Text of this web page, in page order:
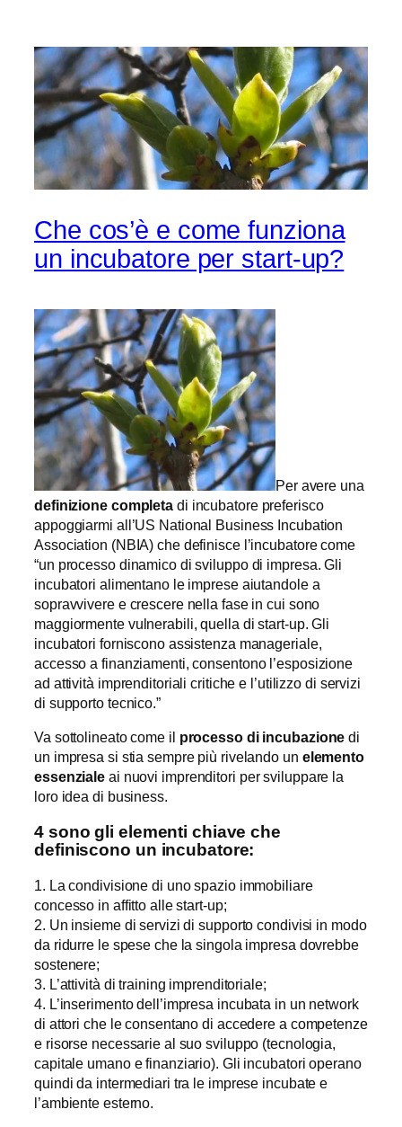
Che cos’è e come funziona
un incubatore per start-up?
Per avere una
definizione completa di incubatore preferisco
appoggiarmi all’US National Business Incubation
Association (NBIA) che definisce l’incubatore come
“un processo dinamico di sviluppo di impresa. Gli
incubatori alimentano le imprese aiutandole a
sopravvivere e crescere nella fase in cui sono
maggiormente vulnerabili, quella di start-up. Gli
incubatori forniscono assistenza manageriale,
accesso a finanziamenti, consentono l’esposizione
ad attività imprenditoriali critiche e l’utilizzo di servizi
di supporto tecnico.”
Va sottolineato come il processo di incubazione di
un impresa si stia sempre più rivelando un elemento
essenziale ai nuovi imprenditori per sviluppare la
loro idea di business.
4 sono gli elementi chiave che
definiscono un incubatore:
1. La condivisione di uno spazio immobiliare
concesso in affitto alle start-up;
2. Un insieme di servizi di supporto condivisi in modo
da ridurre le spese che la singola impresa dovrebbe
sostenere;
3. L’attività di training imprenditoriale;
4. L’inserimento dell’impresa incubata in un network
di attori che le consentano di accedere a competenze
e risorse necessarie al suo sviluppo (tecnologia,
capitale umano e finanziario). Gli incubatori operano
quindi da intermediari tra le imprese incubate e
l’ambiente esterno.